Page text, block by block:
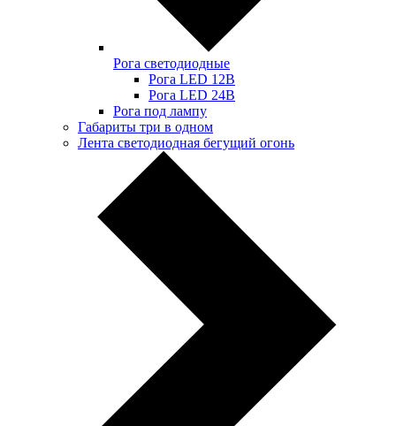
Рога светодиодные
Рога LED 12В
Рога LED 24В
Рога под лампу
Габариты три в одном
Лента светодиодная бегущий огонь